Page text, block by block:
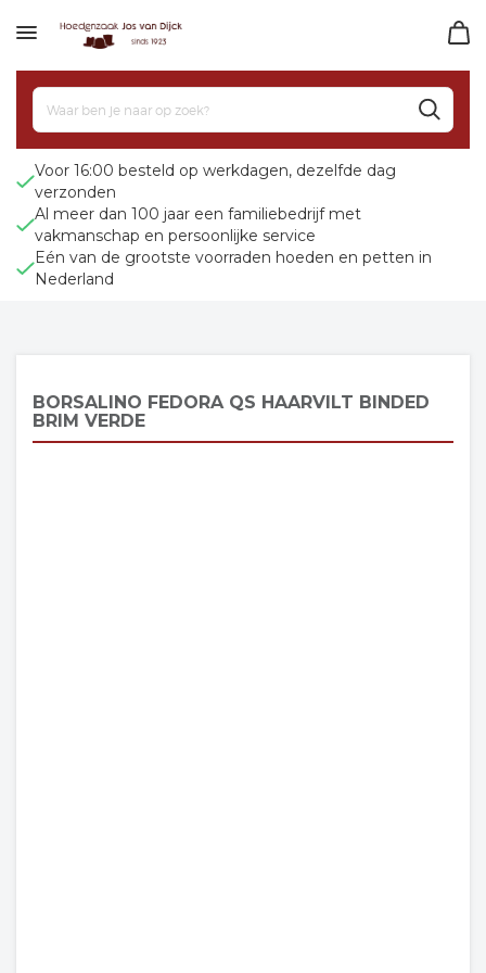
Voor 16:00 besteld op werkdagen, dezelfde dag
verzonden
Al meer dan 100 jaar een familiebedrijf met
vakmanschap en persoonlijke service
Eén van de grootste voorraden hoeden en petten in
Nederland
BORSALINO FEDORA QS HAARVILT BINDED
BRIM VERDE